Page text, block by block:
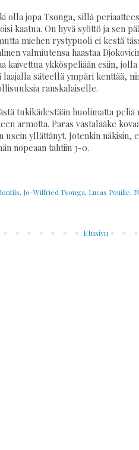
olla jopa Tsonga, sillä
kaatua. On hyvä syöttö ja sen
miehen rystypuoli ei kestä
valmiutensa haastaa
kaivettua ykköspeliään esiin,
säteellä ympäri kenttää,
ranskalaiselle.
tukikädestään huolimatta
armotta. Paras vastalääke
usein yllättänyt. Jotenkin näkisin,
nopeaan tahtiin 3-0.
, Jo-Wilfried Tsonga, Lucas Pouille,
Etusivu